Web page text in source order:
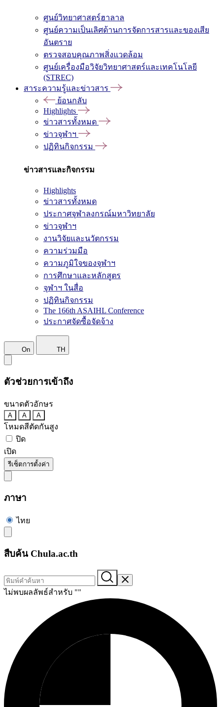
ศูนย์วิทยาศาสตร์ฮาลาล
ศูนย์ความเป็นเลิศด้านการจัดการสารและของเสีย
อันตราย
ตรวจสอบคุณภาพสิ่งแวดล้อม
ศูนย์เครื่องมือวิจัยวิทยาศาสตร์และเทคโนโลยี
(STREC)
สาระความรู้และข่าวสาร
ย้อนกลับ
Highlights
ข่าวสารทั้งหมด
ข่าวจุฬาฯ
ปฏิทินกิจกรรม
ข่าวสารและกิจกรรม
Highlights
ข่าวสารทั้งหมด
ประกาศจุฬาลงกรณ์มหาวิทยาลัย
ข่าวจุฬาฯ
งานวิจัยและนวัตกรรม
ความร่วมมือ
ความภูมิใจของจุฬาฯ
การศึกษาและหลักสูตร
จุฬาฯ ในสื่อ
ปฏิทินกิจกรรม
The 166th ASAIHL Conference
ประกาศจัดซื้อจัดจ้าง
On TH
ตัวช่วยการเข้าถึง
ขนาดตัวอักษร
A A A
โหมดสีตัดกันสูง
ปิด
เปิด
รีเซ็ตการตั้งค่า
ภาษา
ไทย
สืบค้น Chula.ac.th
ไม่พบผลลัพธ์สำหรับ ""